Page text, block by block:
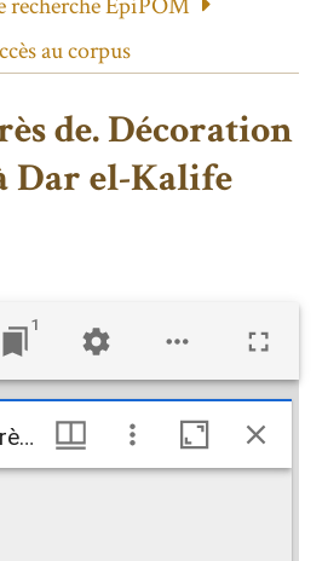
au corpus
de. Décoration
Dar el-Kalife
1
Samara, près de. Décoration en plâtre à Dar el-Kalife Samara, près de. Décoration en plâtre à Dar el-Kalife